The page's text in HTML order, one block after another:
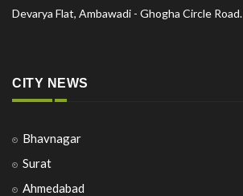
Devarya Flat, Ambawadi - Ghogha Circle Road.
CITY NEWS
Bhavnagar
Surat
Ahmedabad